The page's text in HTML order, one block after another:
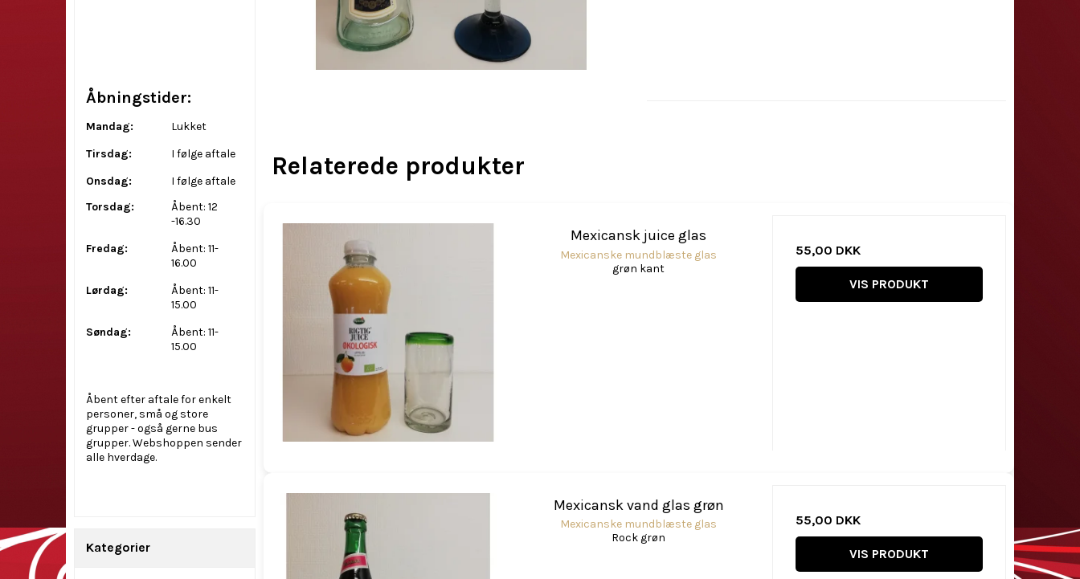
Åbningstider:
Mandag:
Lukket
Tirsdag:
I følge aftale
Onsdag:
I følge aftale
Torsdag:
Åbent: 12
-16.30
Fredag:
Åbent: 11-
16.00
Lørdag:
Åbent: 11-
15.00
Søndag:
Åbent: 11-
15.00
Åbent efter aftale for enkelt
personer, små og store
grupper - også gerne bus
grupper. Webshoppen sender
alle hverdage.
Kategorier
Relaterede produkter
Mexicansk juice glas
Mexicanske mundblæste glas
grøn kant
55,00 DKK
VIS PRODUKT
Mexicansk vand glas grøn
Mexicanske mundblæste glas
Rock grøn
55,00 DKK
VIS PRODUKT